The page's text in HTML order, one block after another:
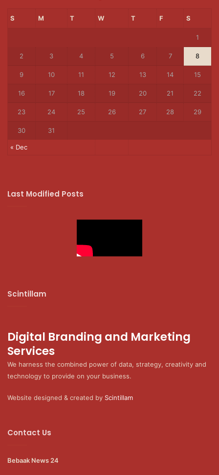
S M T W T F S
« Dec
1
2 3 4 5 6 7 8
9 10 11 12 13 14 15
16 17 18 19 20 21 22
23 24 25 26 27 28 29
30 31
Last Modified Posts
Scintillam
Digital Branding and Marketing
Services
We harness the combined power of data, strategy, creativity and
technology to provide on your business.
Website designed & created by Scintillam
Contact Us
Bebaak News 24